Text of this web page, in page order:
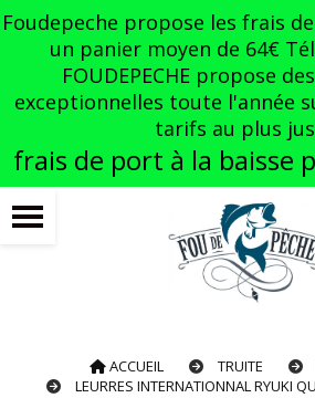
Foudepeche propose les frais
un panier moyen de 64€
FOUDEPECHE propose
exceptionnelles toute l'année
tarifs au plus
frais de port à la baisse
ACCUEIL TRUITE
LEURRES INTERNATIONNAL RYUKI